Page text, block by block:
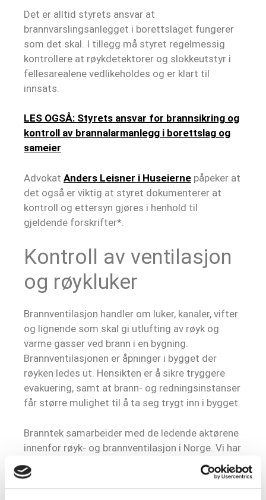
Det er alltid styrets ansvar at
brannvarslingsanlegget i borettslaget fungerer
som det skal. I tillegg må styret regelmessig
kontrollere at røykdetektorer og slokkeutstyr i
fellesarealene vedlikeholdes og er klart til
innsats.
LES OGSÅ: Styrets ansvar for brannsikring og
kontroll av brannalarmanlegg i borettslag og
sameier
Advokat Anders Leisner i Huseierne påpeker at
det også er viktig at styret dokumenterer at
kontroll og ettersyn gjøres i henhold til
gjeldende forskrifter*.
Kontroll av ventilasjon
og røykluker
Brannventilasjon handler om luker, kanaler, vifter
og lignende som skal gi utlufting av røyk og
varme gasser ved brann i en bygning.
Brannventilasjonen er åpninger i bygget der
røyken ledes ut. Hensikten er å sikre tryggere
evakuering, samt at brann- og redningsinstanser
får større mulighet til å ta seg trygt inn i bygget.
Branntek samarbeider med de ledende aktørene
innenfor røyk- og brannventilasjon i Norge. Vi har
lang erfaring med kontroll og vedlikehold av
denne type installasjoner.